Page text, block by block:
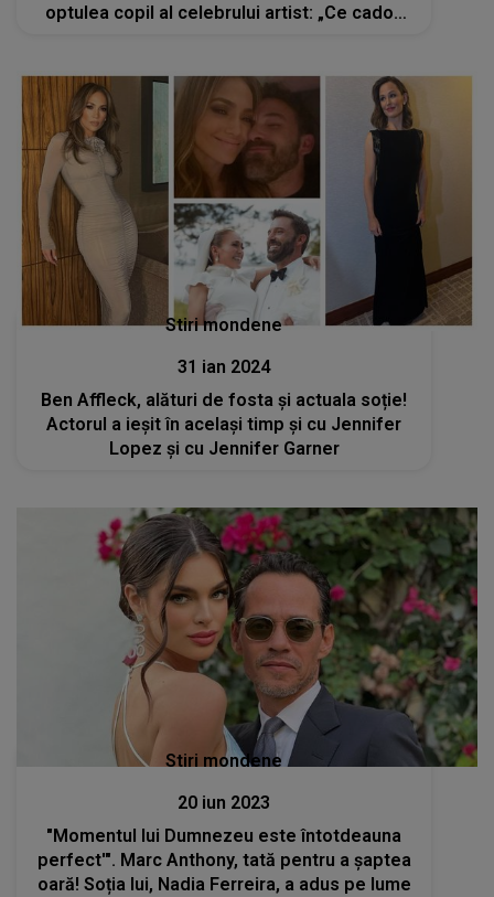
optulea copil al celebrului artist: „Ce cadou
Stiri mondene
31 ian 2024
Ben Affleck, alături de fosta și actuala soție!
Actorul a ieșit în același timp și cu Jennifer
Lopez și cu Jennifer Garner
Stiri mondene
20 iun 2023
"Momentul lui Dumnezeu este întotdeauna
perfect'". Marc Anthony, tată pentru a șaptea
oară! Soția lui, Nadia Ferreira, a adus pe lume